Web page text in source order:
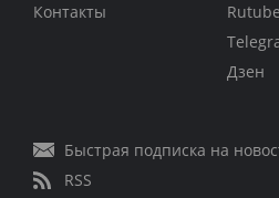
Контакты
Rutube
Дзен
Быстрая подписка на
RSS